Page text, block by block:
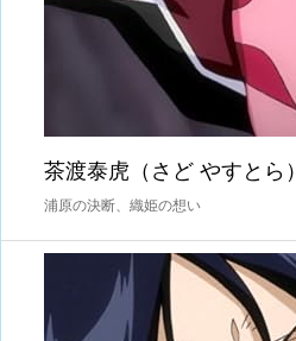
茶渡泰虎（さど やすとら）
浦原の決断、織姫の想い